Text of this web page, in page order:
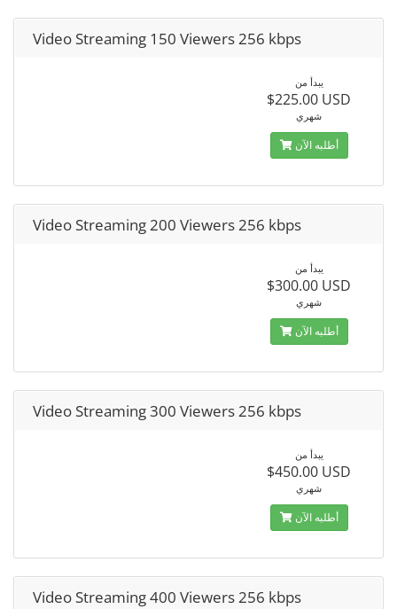
Video Streaming 150 Viewers 256 kbps
يبدأ من
$225.00 USD
شهري
أطلبه الآن
Video Streaming 200 Viewers 256 kbps
يبدأ من
$300.00 USD
شهري
أطلبه الآن
Video Streaming 300 Viewers 256 kbps
يبدأ من
$450.00 USD
شهري
أطلبه الآن
Video Streaming 400 Viewers 256 kbps